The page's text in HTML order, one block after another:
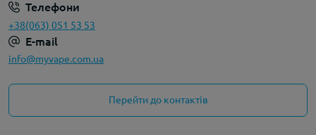
Телефони
+38(063) 051 53 53
E-mail
info@myvape.com.ua
Перейти до контактів